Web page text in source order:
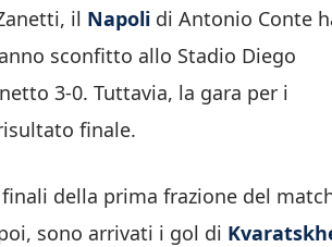
il Napoli di Antonio Conte
sconfitto allo Stadio Diego
3-0. Tuttavia, la gara per i
finale.
della prima frazione del
sono arrivati i gol di